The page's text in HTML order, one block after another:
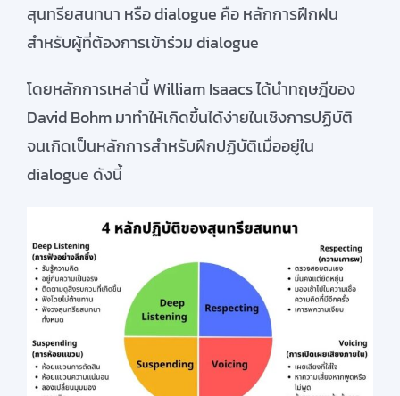
สุนทรียสนทนา หรือ dialogue คือ หลักการฝึกฝน
สำหรับผู้ที่ต้องการเข้าร่วม dialogue
โดยหลักการเหล่านี้ William Isaacs ได้นำทฤษฎีของ
David Bohm มาทำให้เกิดขึ้นได้ง่ายในเชิงการปฏิบัติ
จนเกิดเป็นหลักการสำหรับฝึกปฏิบัติเมื่ออยู่ใน
dialogue ดังนี้